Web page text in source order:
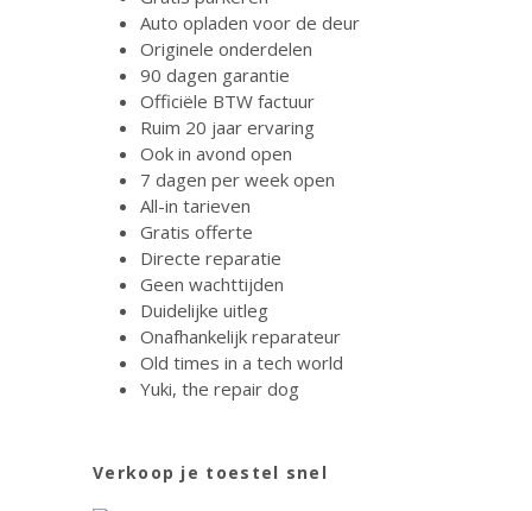
Auto opladen voor de deur
Originele onderdelen
90 dagen garantie
Officiële BTW factuur
Ruim 20 jaar ervaring
Ook in avond open
7 dagen per week open
All-in tarieven
Gratis offerte
Directe reparatie
Geen wachttijden
Duidelijke uitleg
Onafhankelijk reparateur
Old times in a tech world
Yuki, the repair dog
Verkoop je toestel snel